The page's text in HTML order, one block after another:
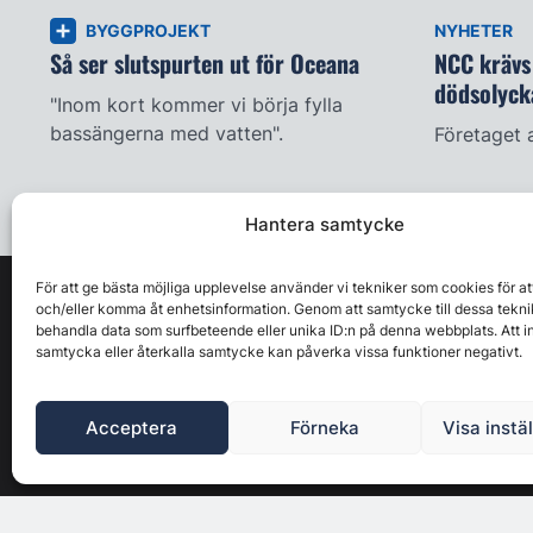
Hantera samtycke
För att ge bästa möjliga upplevelse använder vi tekniker som cookies för
och/eller komma åt enhetsinformation. Genom att samtycke till dessa
behandla data som surfbeteende eller unika ID:n på denna webbplats. Att
samtycka eller återkalla samtycke kan påverka vissa funktioner negativt.
Acceptera Förneka Visa
BYGGPROJEKT
Så ser slutspurten ut för Oceana
"Inom kort kommer vi börja fylla
bassängerna med vatten".
NYHETER
NCC
Företaget